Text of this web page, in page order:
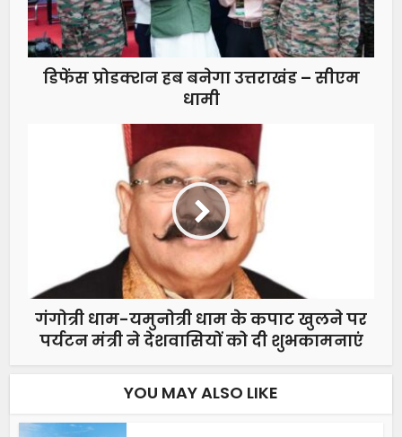
डिफेंस प्रोडक्शन हब बनेगा उत्तराखंड – सीएम
धामी
गंगोत्री धाम-यमुनोत्री धाम के कपाट खुलने पर
पर्यटन मंत्री ने देशवासियों को दी शुभकामनाएं
YOU MAY ALSO LIKE